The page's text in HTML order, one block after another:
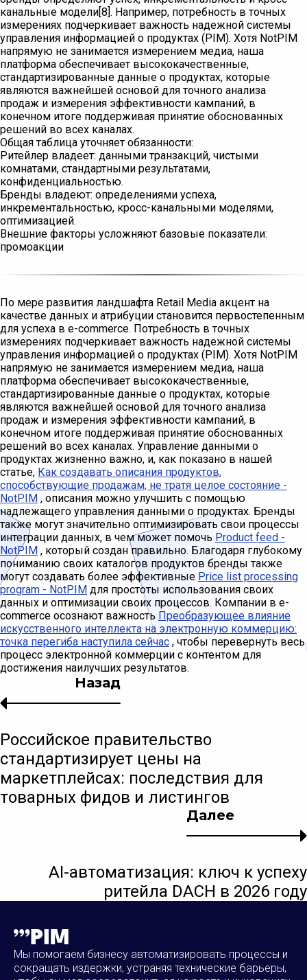
канальные модели[8]. Например, потребность в точных
измерениях подчеркивает важность надежной системы
управления информацией о продуктах (PIM). Хотя NotPIM
напрямую не занимается измерением медиа, наша
платформа обеспечивает высококачественные,
стандартизированные данные о продуктах, которые
являются важнейшей основой для точного анализа
продаж и измерения эффективности кампаний, в
конечном итоге поддерживая принятие обоснованных
решений во всех каналах.
Общая таблица уточняет обязанности:
Ритейлер владеет: данными транзакций, чистыми
комнатами, стандартными результатами,
конфиденциальностью.
Бренды владеют: определениями успеха,
инкрементальностью, кросс-канальными моделями,
оптимизацией.
Внешние факторы усложняют базовые показатели:
промоакции
По мере развития ландшафта Retail Media акцент на
качестве данных и атрибуции становится первостепенным
для успеха в e-commerce. Потребность в точных
измерениях подчеркивает важность надежной системы
управления информацией о продуктах (PIM). Хотя NotPIM
напрямую не занимается измерением медиа, наша
платформа обеспечивает высококачественные,
стандартизированные данные о продуктах, которые
являются важнейшей основой для точного анализа
продаж и измерения эффективности кампаний, в
конечном итоге поддерживая принятие обоснованных
решений во всех каналах. Управление данными о
продуктах жизненно важно, и, как показано в нашей
статье, Как создавать описания продуктов,
способствующие продажам, не тратя целое состояние -
NotPIM , описания можно улучшить с помощью
надлежащего управления данными о продуктах. Бренды
также могут значительно оптимизировать свои процессы
интеграции данных, в чем может помочь Product feed -
NotPIM , который создан правильно. Благодаря глубокому
пониманию своих каталогов продуктов бренды также
могут создавать более эффективные Price list processing
program - NotPIM для простоты использования своих
данных и оптимизации своих процессов. Компании в e-
commerce осознают важность Преобразующее влияние
искусственного интеллекта на электронную коммерцию:
точка перегиба наступила сейчас , чтобы перевернуть весь
процесс электронной коммерции с контентом для
достижения наилучших результатов.
Далее
AI-автоматизация: ключ к успеху
ритейла DACH в 2026 году
Назад
Российское правительство
стандартизирует цены на
маркетплейсах: последствия для
товарных фидов и листингов
Мы помогаем бизнесу автоматизировать процессы и
сокращать издержки, устраняя технические барьеры,